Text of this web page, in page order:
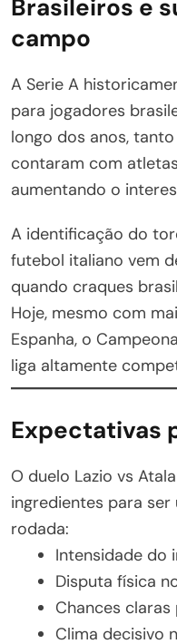
Brasileiros e
campo
A Serie A
para jogadores
longo dos anos,
contaram com
aumentando o
A identificação do
futebol italiano vem
quando craques
Hoje, mesmo com
Espanha, o
liga altamente
Expectativas
O duelo Lazio vs
ingredientes para
rodada:
Intensidade do
Disputa física
Chances
Clima decisivo